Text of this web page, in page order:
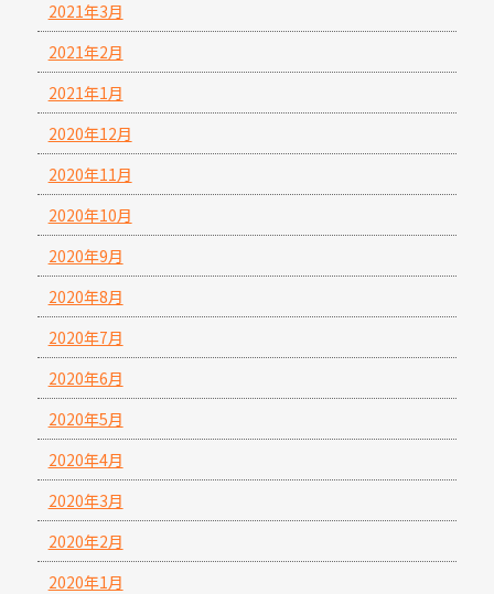
2021年3月
2021年2月
2021年1月
2020年12月
2020年11月
2020年10月
2020年9月
2020年8月
2020年7月
2020年6月
2020年5月
2020年4月
2020年3月
2020年2月
2020年1月